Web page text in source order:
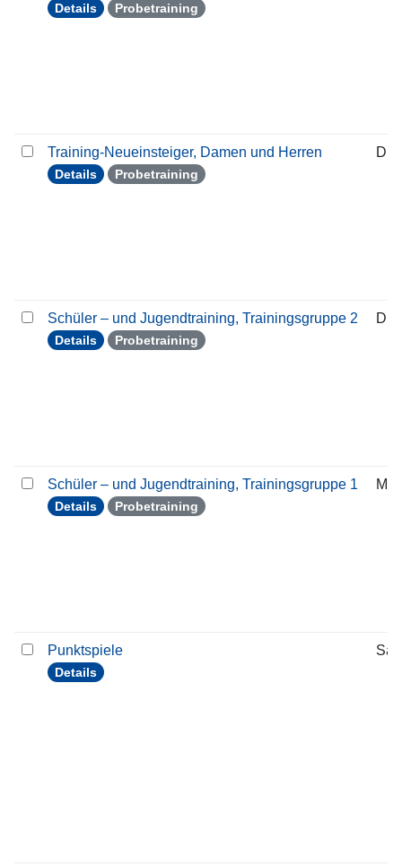
Details Probetraining
Training-Neueinsteiger, Damen und Herren
Details Probetraining
Schüler – und Jugendtraining, Trainingsgruppe 2
Details Probetraining
Schüler – und Jugendtraining, Trainingsgruppe 1
Details Probetraining
Punktspiele
Details